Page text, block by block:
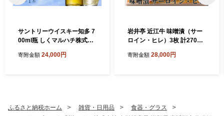
サントリーウイスキー知多 7
00ml瓶 しくマルハチ株式会
イスキー 知多 シングルグレ
寄附金額 24,000円
岩井亭 近江牛 味噌漬（サー
ロイン・ヒレ）3枚 計270g
洛西店 滋賀県 東近江市 B-H
寄附金額 28,000円
ふるさと納税ホーム 雑貨・日用品
食器・グラス